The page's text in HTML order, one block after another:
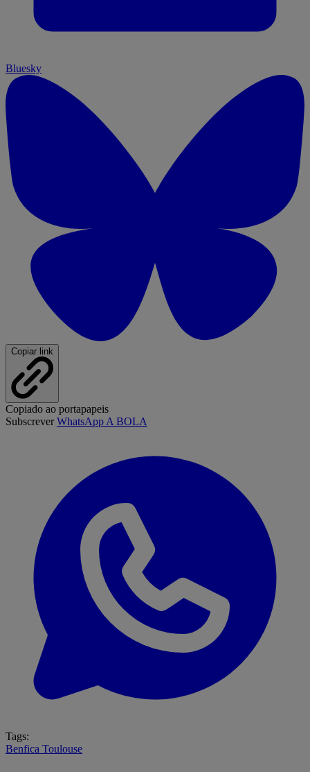
Bluesky
Copiar link
Copiado ao portapapeis
SubscreverWhatsApp A BOLA
Tags:
Benfica Toulouse